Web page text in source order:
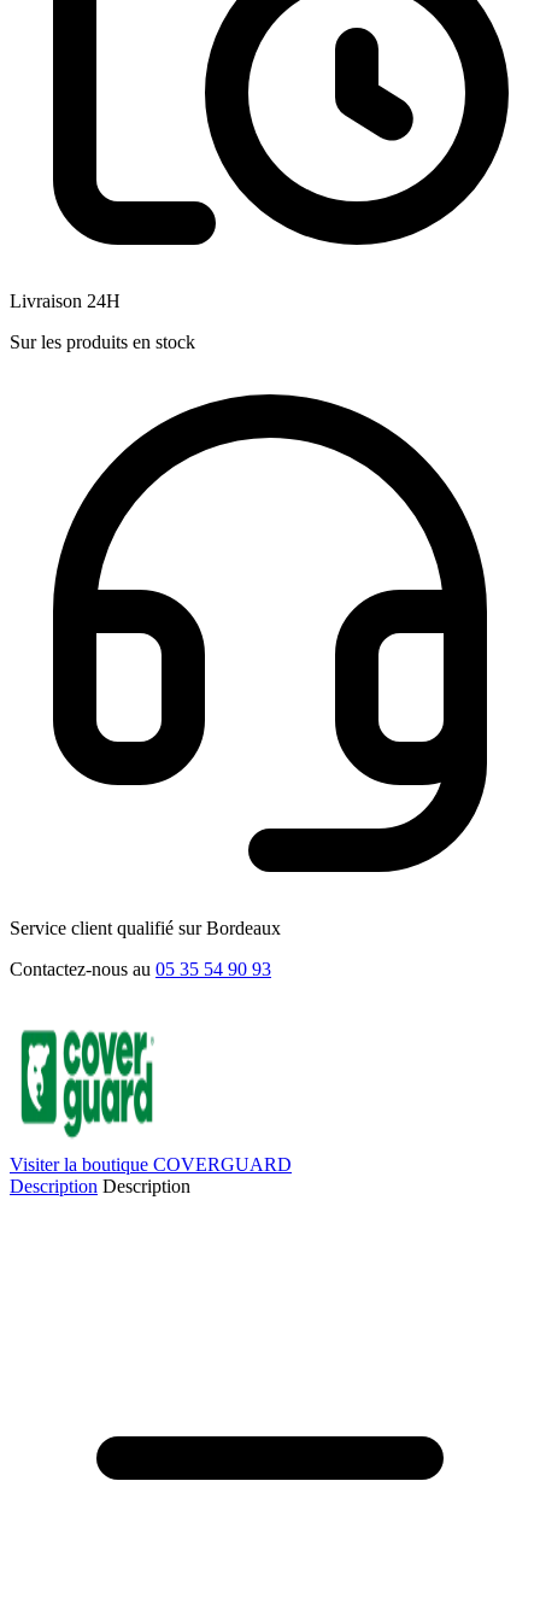
Livraison 24H
Sur les produits en stock
Service client qualifié sur Bordeaux
Contactez-nous au 05 35 54 90 93
Visiter la boutique COVERGUARD
Description Description